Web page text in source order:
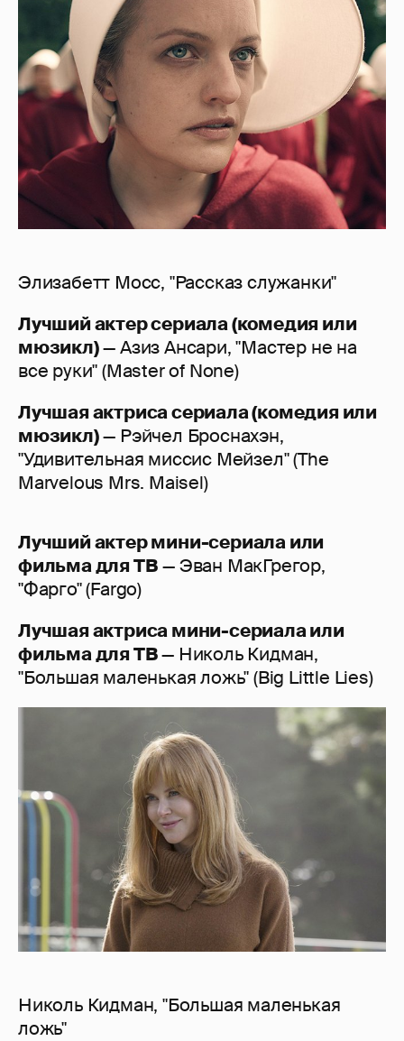
Элизабетт Мосс, "Рассказ служанки"
Лучший актер сериала (комедия или
мюзикл)— Азиз Ансари, "Мастер не на
все руки" (Master of None)
Лучшая актриса сериала (комедия или
мюзикл)— Рэйчел Броснахэн,
"Удивительная миссис Мейзел" (The
Marvelous Mrs. Maisel)
Лучший актер мини-сериала или
фильма для ТВ— Эван МакГрегор,
"Фарго" (Fargo)
Лучшая актриса мини-сериала или
фильма для ТВ— Николь Кидман,
"Большая маленькая ложь" (Big Little Lies)
Николь Кидман, "Большая маленькая
ложь"